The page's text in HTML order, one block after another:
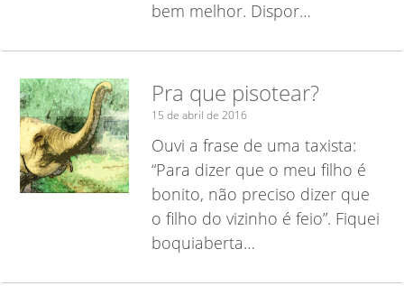
bem melhor. Dispor…
Pra que pisotear?
15 de abril de 2016
Ouvi a frase de uma taxista:
“Para dizer que o meu filho é
bonito, não preciso dizer que
o filho do vizinho é feio”. Fiquei
boquiaberta…